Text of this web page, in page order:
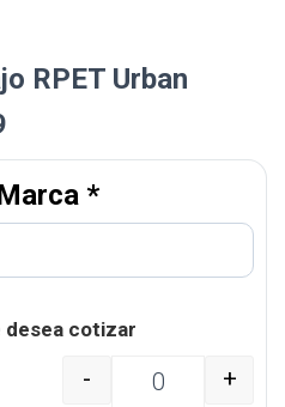
RPET Urban
*
desea cotizar
Estación de Trabajo
- +